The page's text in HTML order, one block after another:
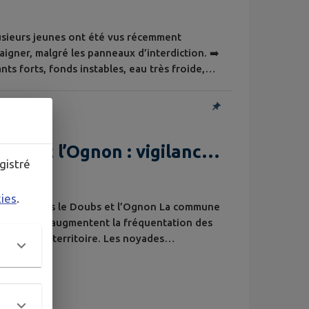
jeunes ont été vus récemment
malgré les panneaux d’interdiction. ➡️
forts, fonds instables, eau très froide,
et feuilles brûlés. ➡️ En période de
et l’Ognon : vigilance
dans le Doubs et l’Ognon La commune
chaleurs augmentent la fréquentation des
le territoire. Les noyades
dans l’Ognon Courants
.